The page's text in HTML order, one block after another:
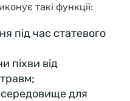
такі функції:
під час статевого
піхви від
для